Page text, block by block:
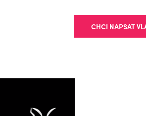
CHCI NAPSAT